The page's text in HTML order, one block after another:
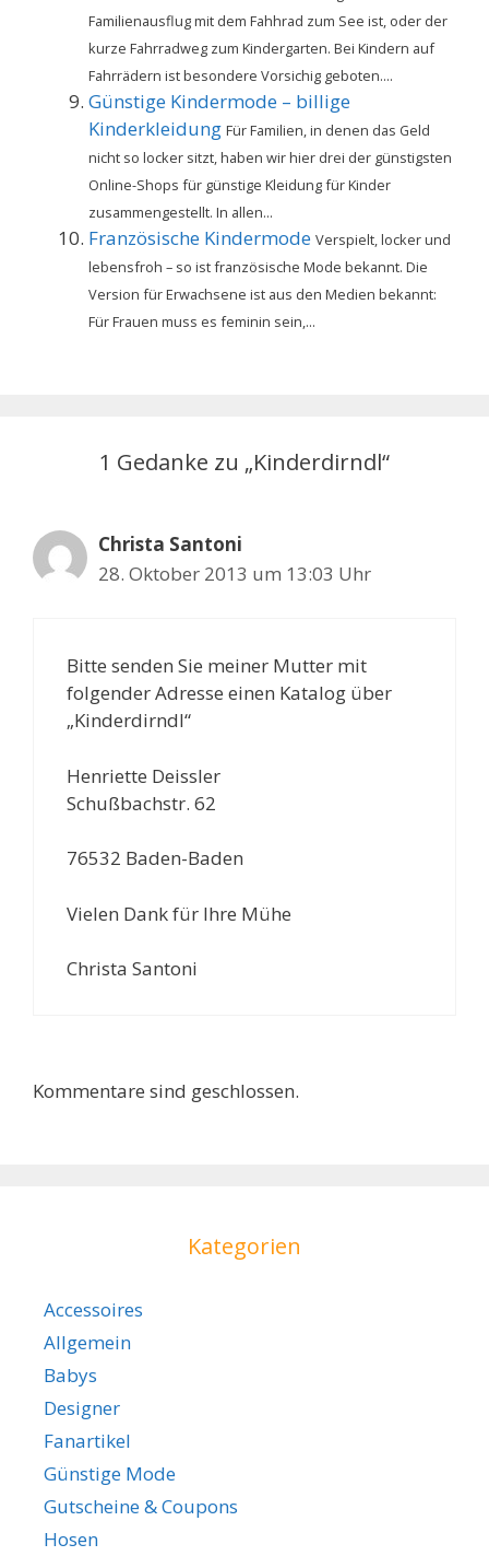
Familienausflug mit dem Fahhrad zum See ist, oder der
kurze Fahrradweg zum Kindergarten. Bei Kindern auf
Fahrrädern ist besondere Vorsichig geboten....
Günstige Kindermode – billige
Kinderkleidung Für Familien, in denen das Geld
nicht so locker sitzt, haben wir hier drei der günstigsten
Online-Shops für günstige Kleidung für Kinder
zusammengestellt. In allen...
Französische Kindermode Verspielt, locker und
lebensfroh – so ist französische Mode bekannt. Die
Version für Erwachsene ist aus den Medien bekannt:
Für Frauen muss es feminin sein,...
1 Gedanke zu „Kinderdirndl“
Christa Santoni
28. Oktober 2013 um 13:03 Uhr
Bitte senden Sie meiner Mutter mit
folgender Adresse einen Katalog über
„Kinderdirndl“
Henriette Deissler
Schußbachstr. 62
76532 Baden-Baden
Vielen Dank für Ihre Mühe
Christa Santoni
Kommentare sind geschlossen.
Kategorien
Accessoires
Allgemein
Babys
Designer
Fanartikel
Günstige Mode
Gutscheine & Coupons
Hosen